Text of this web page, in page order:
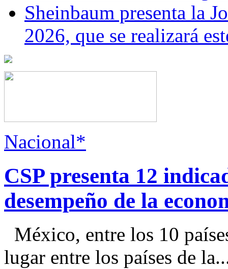
Sheinbaum presenta la
2026, que se realizará
Nacional*
CSP presenta 12
desempeño de la
México, entre los 10
lugar entre los países de